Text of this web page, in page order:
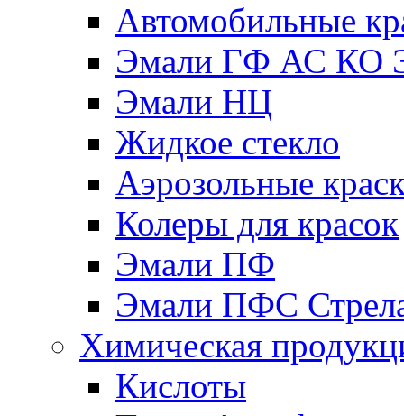
Автомобильные
Эмали ГФ АС КО
Эмали НЦ
Жидкое стекло
Аэрозольные
Колеры для красок
Эмали ПФ
Эмали ПФС
Химическая
Кислоты